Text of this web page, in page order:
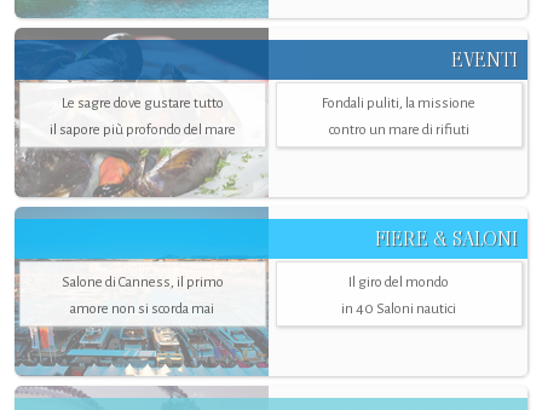
EVENTI
Le sagre dove gustare tutto
il sapore più profondo del mare
Fondali puliti, la missione
contro un mare di rifiuti
FIERE & SALONI
Salone di Canness, il primo
amore non si scorda mai
Il giro del mondo
in 40 Saloni nautici